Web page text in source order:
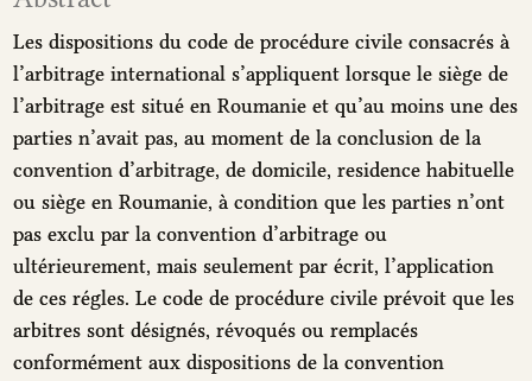
Les dispositions du code de procédure civile consacrés à
l’arbitrage international s’appliquent lorsque le siège de
l’arbitrage est situé en Roumanie et qu’au moins une des
parties n’avait pas, au moment de la conclusion de la
convention d’arbitrage, de domicile, residence habituelle
ou siège en Roumanie, à condition que les parties n’ont
pas exclu par la convention d’arbitrage ou
ultérieurement, mais seulement par écrit, l’application
de ces régles. Le code de procédure civile prévoit que les
arbitres sont désignés, révoqués ou remplacés
conformément aux dispositions de la convention